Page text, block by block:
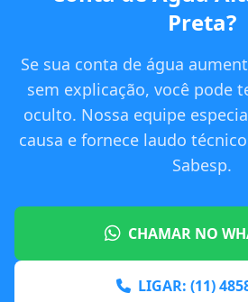
Preta?
Se sua conta de água
sem explicação, você pode
oculto. Nossa equipe
causa e fornece laudo
Sabesp.
CHAMAR NO
LIGAR: (11)